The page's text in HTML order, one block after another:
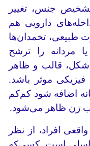
جنس، تغییر
دارویی هم
طبیعی، تخمدان‌ها
مردانه را ترشح
قالب و ظاهر
موثر باشد.
اضافه شود کم‌کم
زن ظاهر می‌شود.
افراد، از نظر